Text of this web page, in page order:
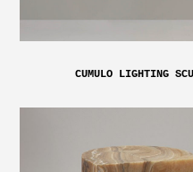
CUMULO LIGHTING